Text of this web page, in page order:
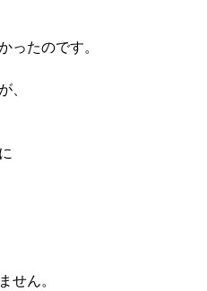
ったのです。
せん。